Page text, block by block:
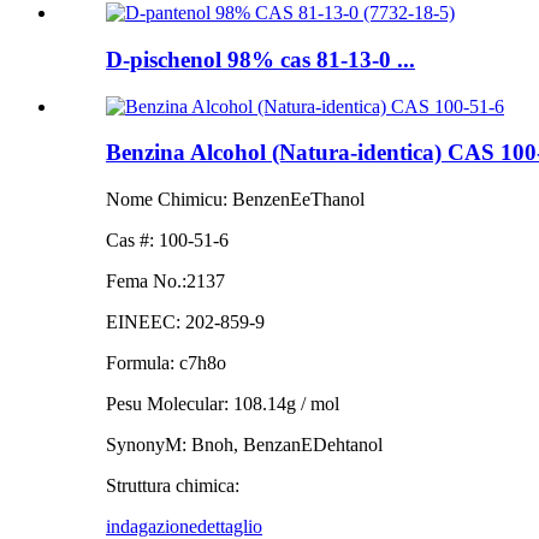
D-pischenol 98% cas 81-13-0 ...
Benzina Alcohol (Natura-identica) CAS
Nome Chimicu: BenzenEeThanol
Cas #: 100-51-6
Fema No.:2137
EINEEC: 202-859-9
Formula: c7h8o
Pesu Molecular: 108.14g / mol
SynonyM: Bnoh, BenzanEDehtanol
Struttura chimica:
indagazionedettaglio